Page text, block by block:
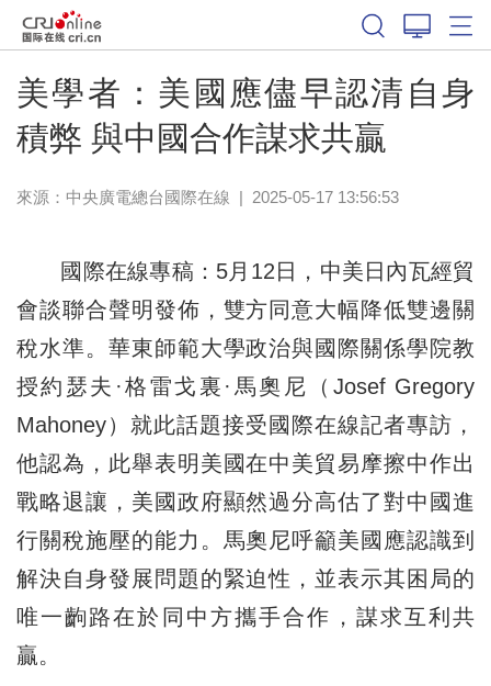
美學者：美國應儘早認清自身
積弊 與中國合作謀求共贏
來源：中央廣電總台國際在線 | 2025-05-17 13:56:53
國際在線專稿：5月12日，中美日內瓦經貿
會談聯合聲明發佈，雙方同意大幅降低雙邊關
稅水準。華東師範大學政治與國際關係學院教
授約瑟夫·格雷戈裏·馬奧尼（Josef Gregory
Mahoney）就此話題接受國際在線記者專訪，
他認為，此舉表明美國在中美貿易摩擦中作出
戰略退讓，美國政府顯然過分高估了對中國進
行關稅施壓的能力。馬奧尼呼籲美國應認識到
解決自身發展問題的緊迫性，並表示其困局的
唯一齣路在於同中方攜手合作，謀求互利共
贏。